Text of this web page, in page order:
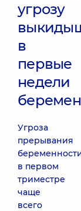
угрозу
в
первые
недели
Угроза
прерывания
в первом
триместре
чаще
всего